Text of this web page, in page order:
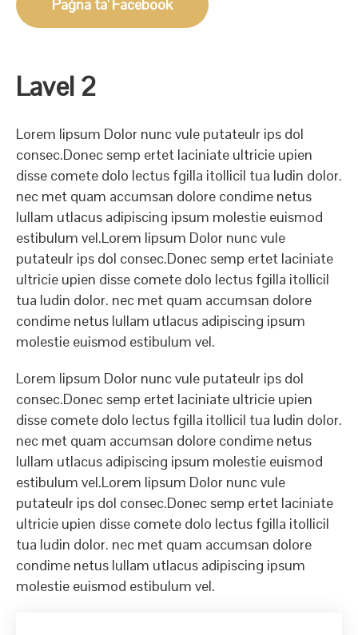
Paġna ta' Facebook
Lavel 2
Lorem lipsum Dolor nunc vule putateulr ips dol
consec.Donec semp ertet laciniate ultricie upien
disse comete dolo lectus fgilla itollicil tua ludin dolor.
nec met quam accumsan dolore condime netus
lullam utlacus adipiscing ipsum molestie euismod
estibulum vel.Lorem lipsum Dolor nunc vule
putateulr ips dol consec.Donec semp ertet laciniate
ultricie upien disse comete dolo lectus fgilla itollicil
tua ludin dolor. nec met quam accumsan dolore
condime netus lullam utlacus adipiscing ipsum
molestie euismod estibulum vel.
Lorem lipsum Dolor nunc vule putateulr ips dol
consec.Donec semp ertet laciniate ultricie upien
disse comete dolo lectus fgilla itollicil tua ludin dolor.
nec met quam accumsan dolore condime netus
lullam utlacus adipiscing ipsum molestie euismod
estibulum vel.Lorem lipsum Dolor nunc vule
putateulr ips dol consec.Donec semp ertet laciniate
ultricie upien disse comete dolo lectus fgilla itollicil
tua ludin dolor. nec met quam accumsan dolore
condime netus lullam utlacus adipiscing ipsum
molestie euismod estibulum vel.